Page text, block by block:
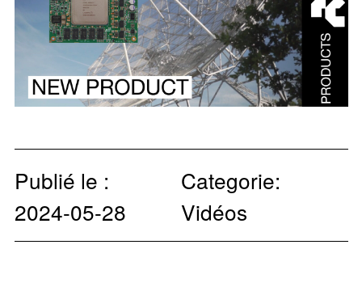
Publié le :
2024-05-28
Categorie:
Vidéos